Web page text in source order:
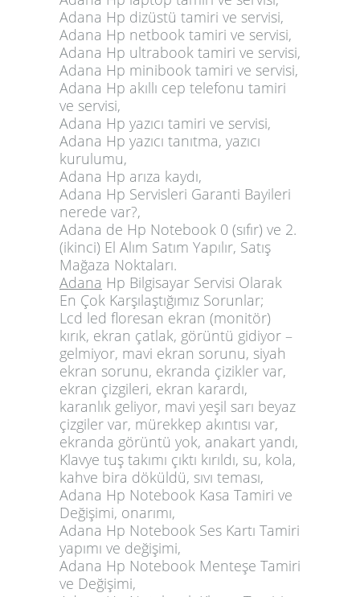
Adana Hp dizüstü tamiri ve servisi,
Adana Hp netbook tamiri ve servisi,
Adana Hp ultrabook tamiri ve servisi,
Adana Hp minibook tamiri ve servisi,
Adana Hp akıllı cep telefonu tamiri
ve servisi,
Adana Hp yazıcı tamiri ve servisi,
Adana Hp yazıcı tanıtma, yazıcı
kurulumu,
Adana Hp arıza kaydı,
Adana Hp Servisleri Garanti Bayileri
nerede var?,
Adana de Hp Notebook 0 (sıfır) ve 2.
(ikinci) El Alım Satım Yapılır, Satış
Mağaza Noktaları.
Adana Hp Bilgisayar Servisi Olarak
En Çok Karşılaştığımız Sorunlar;
Lcd led floresan ekran (monitör)
kırık, ekran çatlak, görüntü gidiyor –
gelmiyor, mavi ekran sorunu, siyah
ekran sorunu, ekranda çizikler var,
ekran çizgileri, ekran karardı,
karanlık geliyor, mavi yeşil sarı beyaz
çizgiler var, mürekkep akıntısı var,
ekranda görüntü yok, anakart yandı,
Klavye tuş takımı çıktı kırıldı, su, kola,
kahve bira döküldü, sıvı teması,
Adana Hp Notebook Kasa Tamiri ve
Değişimi, onarımı,
Adana Hp Notebook Ses Kartı Tamiri
yapımı ve değişimi,
Adana Hp Notebook Menteşe Tamiri
ve Değişimi,